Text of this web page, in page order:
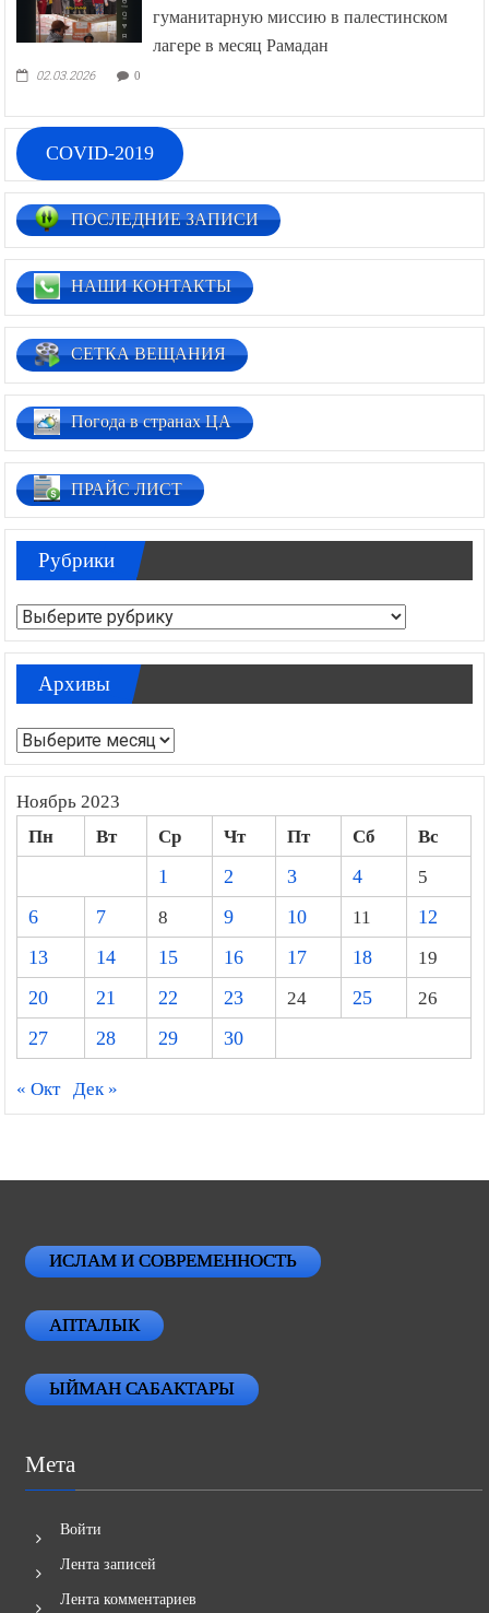
гуманитарную миссию в палестинском
лагере в месяц Рамадан
02.03.2026 0
COVID-2019
ПОСЛЕДНИЕ ЗАПИСИ
НАШИ КОНТАКТЫ
СЕТКА ВЕЩАНИЯ
Погода в странах ЦА
ПРАЙС ЛИСТ
Рубрики
Рубрики
Архивы
Архивы
Ноябрь 2023
Пн Вт Ср Чт Пт Сб
Вс
1
2 3 4
5
6
7 8 9 10 11
12
13
14 15 16 17 18
19
20
21 22 23 24 25
26
27
28 29 30
« Окт Дек »
ИСЛАМ И СОВРЕМЕННОСТЬ
АПТАЛЫК
ЫЙМАН САБАКТАРЫ
Мета
Войти
Лента записей
Лента комментариев